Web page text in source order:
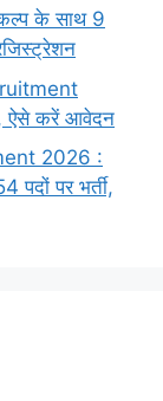
के साथ 9
ऐसे करें आवेदन
2026 :
पदों पर भर्ती,